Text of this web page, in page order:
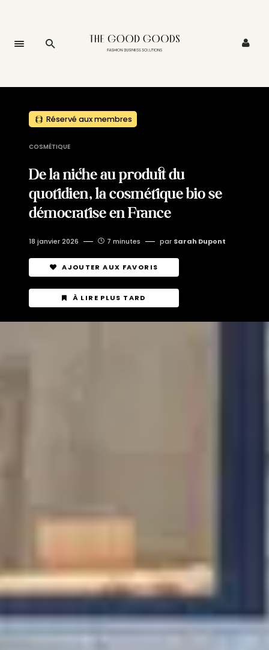
Réservé aux membres
COSMÉTIQUE
De la niche au produit du
quotidien, la cosmétique bio se
démocratise en France
18 janvier 2026 7 minutes par Sarah Dupont
AJOUTER AUX FAVORIS
À LIRE PLUS TARD